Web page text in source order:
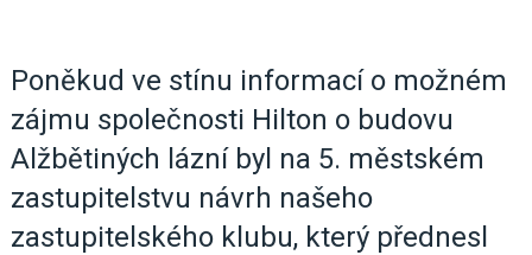
Poněkud ve stínu informací o možném
zájmu společnosti Hilton o budovu
Alžbětiných lázní byl na 5. městském
zastupitelstvu návrh našeho
zastupitelského klubu, který přednesl